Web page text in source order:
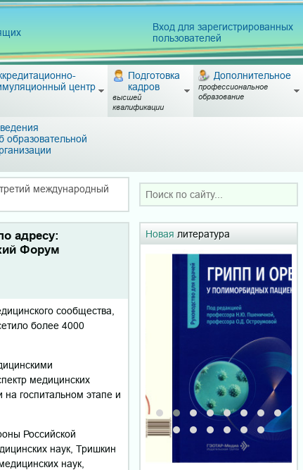
Вход для зарегистрированных
пользователей
центр
Подготовка
кадров
высшей
квалификации
Дополнительное
профессиональное
образование
образовательной
международный
адресу:
Форум
сообщества,
более 4000
медицинских
госпитальном этапе и
Российской
наук, Тришкин
наук,
Новая литература